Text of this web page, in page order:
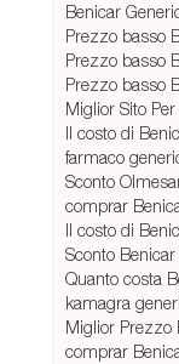
Benicar
Prezzo basso
Prezzo basso
Prezzo basso
Miglior Sito
Il costo di
farmaco
Sconto
comprar
Il costo di
Sconto
Quanto costa
kamagra
Miglior Prezzo
comprar